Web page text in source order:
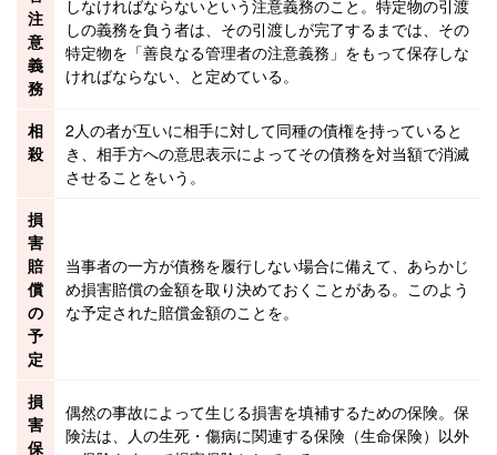
注
意
義
務
しなければならないという注意義務のこと。特定物の引渡
しの義務を負う者は、その引渡しが完了するまでは、その
特定物を「善良なる管理者の注意義務」をもって保存しな
ければならない、と定めている。
相
殺
2人の者が互いに相手に対して同種の債権を持っていると
き、相手方への意思表示によってその債務を対当額で消滅
させることをいう。
損
害
賠
償
の
予
定
当事者の一方が債務を履行しない場合に備えて、あらかじ
め損害賠償の金額を取り決めておくことがある。このよう
な予定された賠償金額のことを。
損
害
保
偶然の事故によって生じる損害を填補するための保険。保
険法は、人の生死・傷病に関連する保険（生命保険）以外